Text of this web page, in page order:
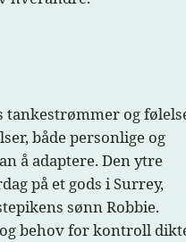
og
både personlige og
å adaptere. Den ytre
på et gods i Surrey,
sønn Robbie.
behov for kontroll